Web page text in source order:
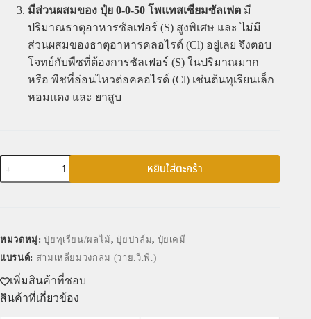
มีส่วนผสมของ ปุ๋ย 0-0-50 โพแทสเซียมซัลเฟต มี
ปริมาณธาตุอาหารซัลเฟอร์ (S) สูงพิเศษ และ ไม่มี
ส่วนผสมของธาตุอาหารคลอไรด์ (Cl) อยู่เลย จึงตอบ
โจทย์กับพืชที่ต้องการซัลเฟอร์ (S) ในปริมาณมาก
หรือ พืชที่อ่อนไหวต่อคลอไรด์ (Cl) เช่นต้นทุเรียนเล็ก
หอมแดง และ ยาสูบ
หยิบใส่ตะกร้า
หมวดหมู่:ปุ๋ยทุเรียน/ผลไม้,ปุ๋ยปาล์ม, ปุ๋ยเคมี
แบรนด์: สามเหลี่ยมวงกลม (วาย.วี.พี.)
เพิ่มสินค้าที่ชอบ
สินค้าที่เกี่ยวข้อง